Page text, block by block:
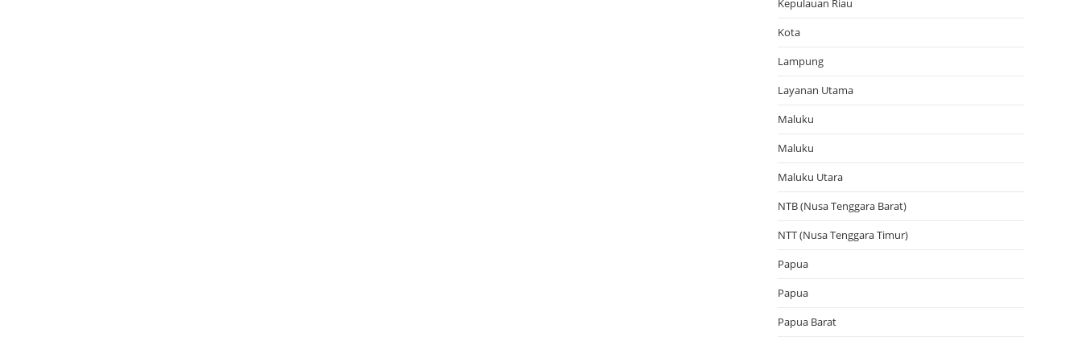
Kepulauan Riau
Kota
Lampung
Layanan Utama
Maluku
Maluku
Maluku Utara
NTB (Nusa Tenggara Barat)
NTT (Nusa Tenggara Timur)
Papua
Papua
Papua Barat